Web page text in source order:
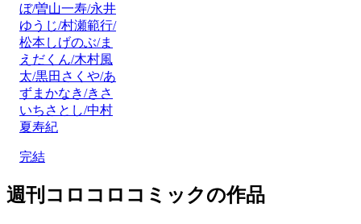
ぼ/曽山一寿/永井
ゆうじ/村瀬範行/
松本しげのぶ/ま
えだくん/木村風
太/黒田さくや/あ
ずまかなき/きさ
いちさとし/中村
夏寿紀
完結
週刊コロコロコミックの作品